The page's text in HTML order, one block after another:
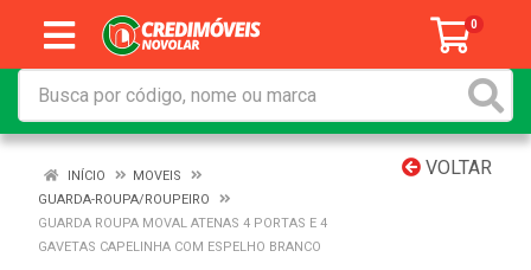
0
VOLTAR
INÍCIO
MOVEIS
GUARDA-ROUPA/ROUPEIRO
GUARDA ROUPA MOVAL ATENAS 4 PORTAS E 4
GAVETAS CAPELINHA COM ESPELHO BRANCO